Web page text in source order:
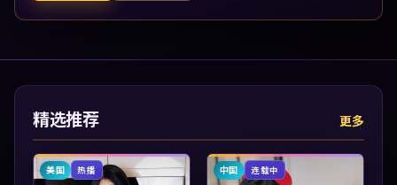
精选推荐 更多
美国 热播 中国 连载中